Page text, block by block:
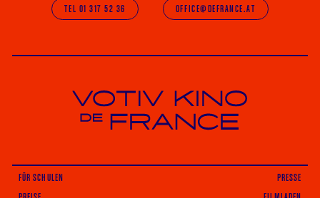
TEL 01 317 52 36 OFFICE@DEFRANCE.AT
Votiv Kino und Kino De France in Wien
FÜR SCHULEN
PRESSE